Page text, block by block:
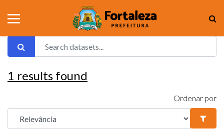
1 results found
Ordenar por